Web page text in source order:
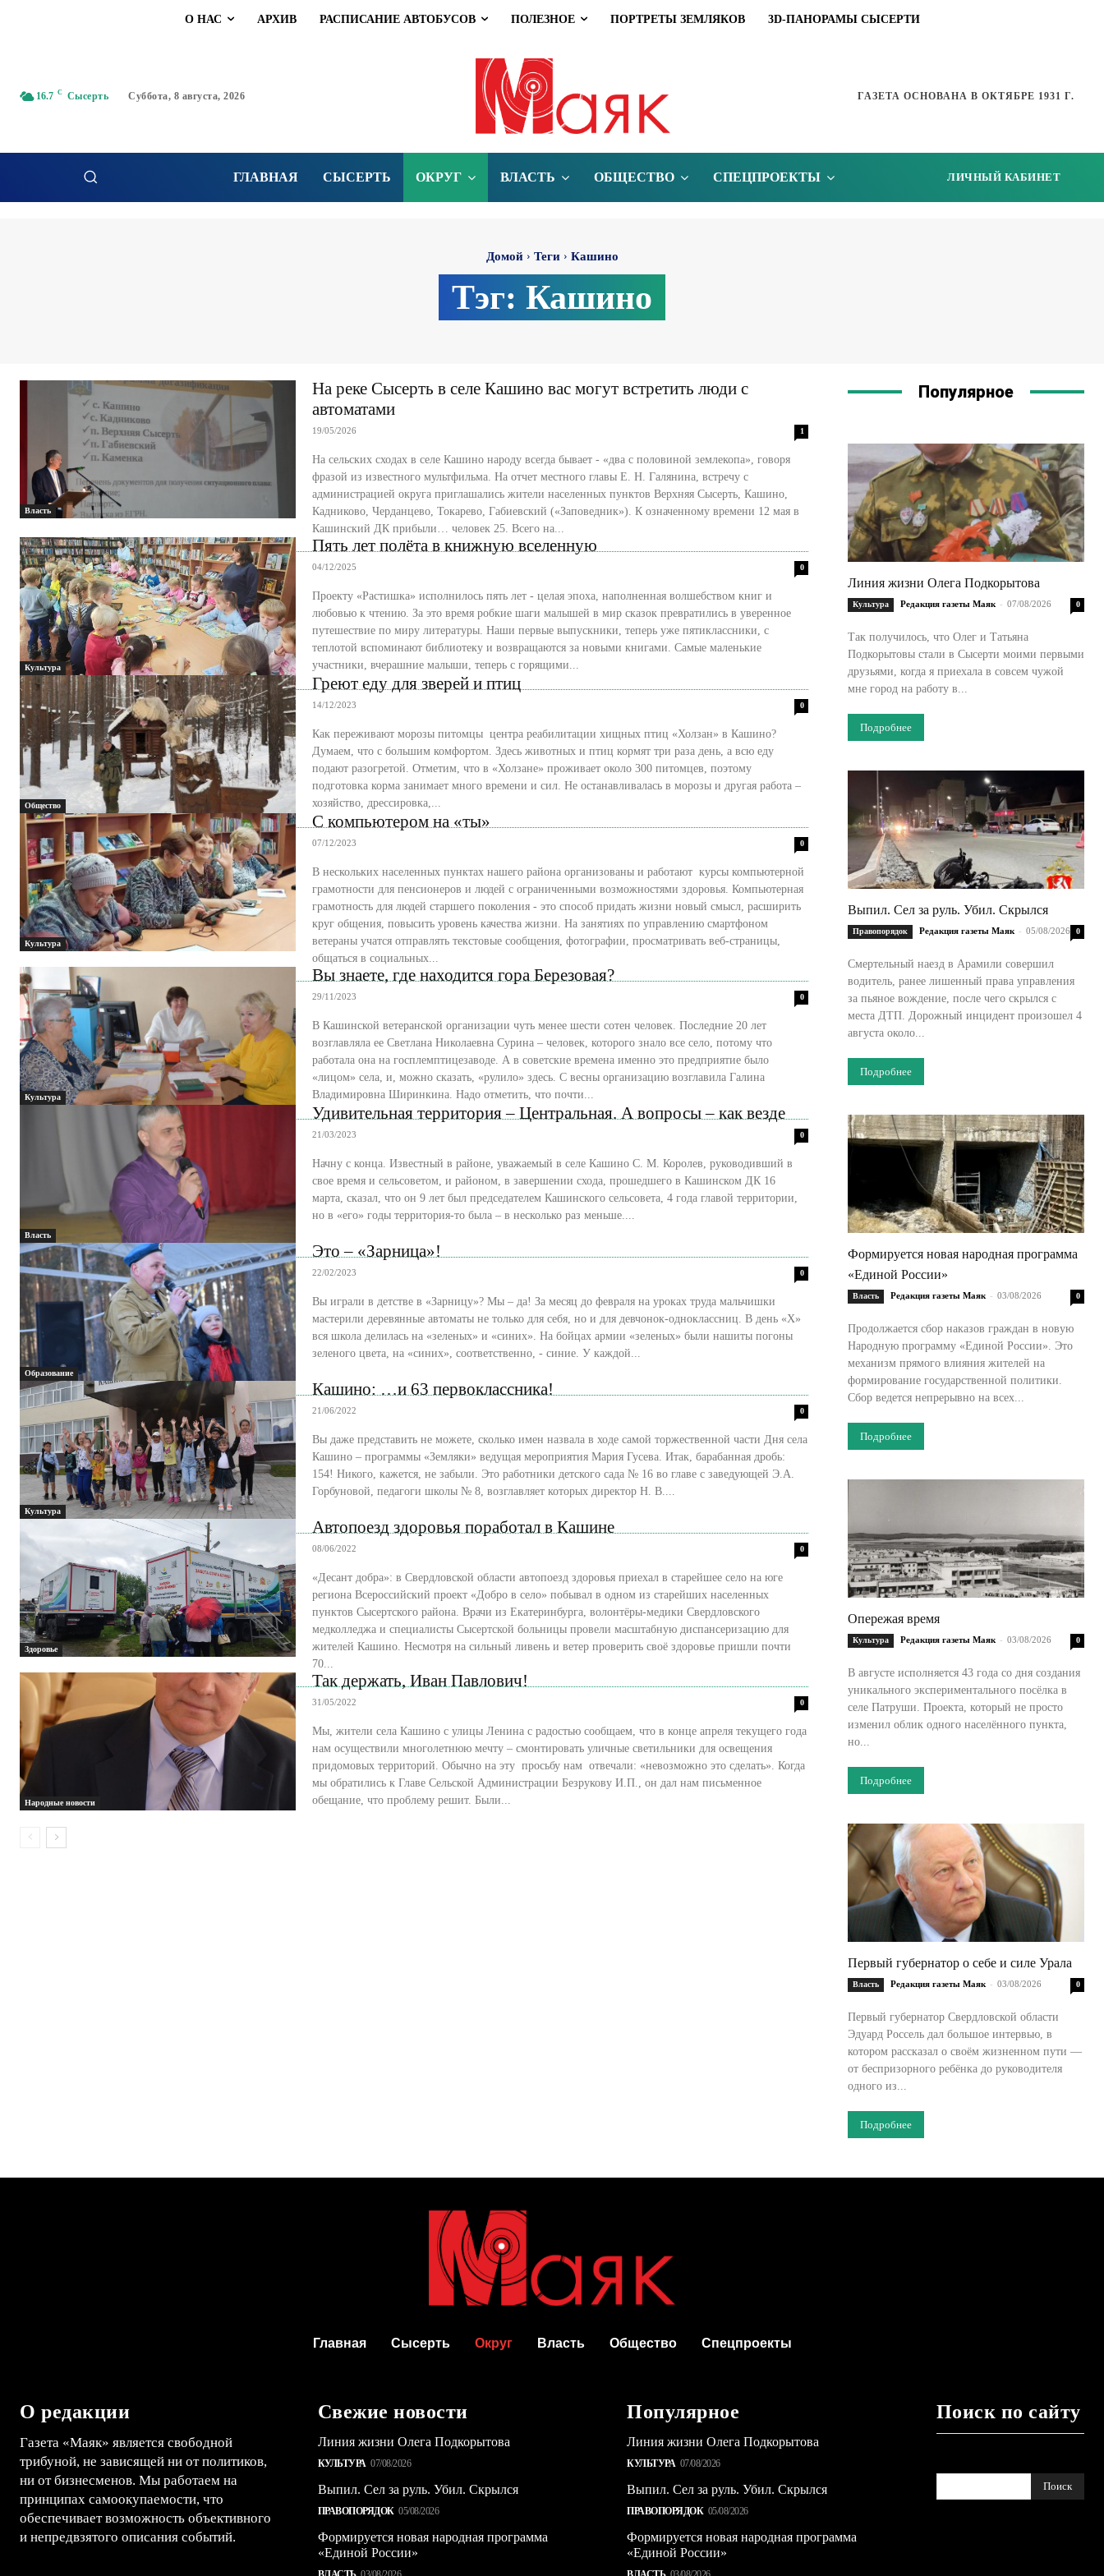
О НАС АРХИВ РАСПИСАНИЕ АВТОБУСОВ ПОЛЕЗНОЕ ПОРТРЕТЫ ЗЕМЛЯКОВ 3D-ПАНОРАМЫ СЫСЕРТИ
16.7 C Сысерть Суббота, 8 августа, 2026 ГАЗЕТА ОСНОВАНА В ОКТЯБРЕ 1931 Г.
ГЛАВНАЯ СЫСЕРТЬ ОКРУГ ВЛАСТЬ ОБЩЕСТВО СПЕЦПРОЕКТЫ ЛИЧНЫЙ КАБИНЕТ
Домой Теги Кашино
Тэг: Кашино
Власть
На реке Сысерть в селе Кашино вас могут встретить люди с
автоматами
19/05/2026 1
На сельских сходах в селе Кашино народу всегда бывает - «два с половиной землекопа», говоря
фразой из известного мультфильма. На отчет местного главы Е. Н. Галянина, встречу с
администрацией округа приглашались жители населенных пунктов Верхняя Сысерть, Кашино,
Кадниково, Черданцево, Токарево, Габиевский («Заповедник»). К означенному времени 12 мая в
Кашинский ДК прибыли… человек 25. Всего на...
Культура
Пять лет полёта в книжную вселенную
04/12/2025 0
Проекту «Растишка» исполнилось пять лет - целая эпоха, наполненная волшебством книг и
любовью к чтению. За это время робкие шаги малышей в мир сказок превратились в уверенное
путешествие по миру литературы. Наши первые выпускники, теперь уже пятиклассники, с
теплотой вспоминают библиотеку и возвращаются за новыми книгами. Самые маленькие
участники, вчерашние малыши, теперь с горящими...
Общество
Греют еду для зверей и птиц
14/12/2023 0
Как переживают морозы питомцы центра реабилитации хищных птиц «Холзан» в Кашино?
Думаем, что с большим комфортом. Здесь животных и птиц кормят три раза день, а всю еду
подают разогретой. Отметим, что в «Холзане» проживает около 300 питомцев, поэтому
подготовка корма занимает много времени и сил. Не останавливалась в морозы и другая работа –
хозяйство, дрессировка,...
Культура
С компьютером на «ты»
07/12/2023 0
В нескольких населенных пунктах нашего района организованы и работают курсы компьютерной
грамотности для пенсионеров и людей с ограниченными возможностями здоровья. Компьютерная
грамотность для людей старшего поколения - это способ придать жизни новый смысл, расширить
круг общения, повысить уровень качества жизни. На занятиях по управлению смартфоном
ветераны учатся отправлять текстовые сообщения, фотографии, просматривать веб-страницы,
общаться в социальных...
Культура
Вы знаете, где находится гора Березовая?
29/11/2023 0
В Кашинской ветеранской организации чуть менее шести сотен человек. Последние 20 лет
возглавляла ее Светлана Николаевна Сурина – человек, которого знало все село, потому что
работала она на госплемптицезаводе. А в советские времена именно это предприятие было
«лицом» села, и, можно сказать, «рулило» здесь. С весны организацию возглавила Галина
Владимировна Ширинкина. Надо отметить, что почти...
Власть
Удивительная территория – Центральная. А вопросы – как везде
21/03/2023 0
Начну с конца. Известный в районе, уважаемый в селе Кашино С. М. Королев, руководивший в
свое время и сельсоветом, и районом, в завершении схода, прошедшего в Кашинском ДК 16
марта, сказал, что он 9 лет был председателем Кашинского сельсовета, 4 года главой территории,
но в «его» годы территория-то была – в несколько раз меньше....
Образование
Это – «Зарница»!
22/02/2023 0
Вы играли в детстве в «Зарницу»? Мы – да! За месяц до февраля на уроках труда мальчишки
мастерили деревянные автоматы не только для себя, но и для девчонок-одноклассниц. В день «Х»
вся школа делилась на «зеленых» и «синих». На бойцах армии «зеленых» были нашиты погоны
зеленого цвета, на «синих», соответственно, - синие. У каждой...
Культура
Кашино: …и 63 первоклассника!
21/06/2022 0
Вы даже представить не можете, сколько имен назвала в ходе самой торжественной части Дня села
Кашино – программы «Земляки» ведущая мероприятия Мария Гусева. Итак, барабанная дробь:
154! Никого, кажется, не забыли. Это работники детского сада № 16 во главе с заведующей Э.А.
Горбуновой, педагоги школы № 8, возглавляет которых директор Н. В....
Здоровье
Автопоезд здоровья поработал в Кашине
08/06/2022 0
«Десант добра»: в Свердловской области автопоезд здоровья приехал в старейшее село на юге
региона Всероссийский проект «Добро в село» побывал в одном из старейших населенных
пунктов Сысертского района. Врачи из Екатеринбурга, волонтёры-медики Свердловского
медколледжа и специалисты Сысертской больницы провели масштабную диспансеризацию для
жителей Кашино. Несмотря на сильный ливень и ветер проверить своё здоровье пришли почти
70...
Народные новости
Так держать, Иван Павлович!
31/05/2022 0
Мы, жители села Кашино с улицы Ленина с радостью сообщаем, что в конце апреля текущего года
нам осуществили многолетнюю мечту – смонтировать уличные светильники для освещения
придомовых территорий. Обычно на эту просьбу нам отвечали: «невозможно это сделать». Когда
мы обратились к Главе Сельской Администрации Безрукову И.П., он дал нам письменное
обещание, что проблему решит. Были...
Популярное
Линия жизни Олега Подкорытова
Культура Редакция газеты Маяк - 07/08/2026 0
Так получилось, что Олег и Татьяна
Подкорытовы стали в Сысерти моими первыми
друзьями, когда я приехала в совсем чужой
мне город на работу в...
Подробнее
Выпил. Сел за руль. Убил. Скрылся
Правопорядок Редакция газеты Маяк - 05/08/2026 0
Смертельный наезд в Арамили совершил
водитель, ранее лишенный права управления
за пьяное вождение, после чего скрылся с
места ДТП. Дорожный инцидент произошел 4
августа около...
Подробнее
Формируется новая народная программа
«Единой России»
Власть Редакция газеты Маяк - 03/08/2026 0
Продолжается сбор наказов граждан в новую
Народную программу «Единой России». Это
механизм прямого влияния жителей на
формирование государственной политики.
Сбор ведется непрерывно на всех...
Подробнее
Опережая время
Культура Редакция газеты Маяк - 03/08/2026 0
В августе исполняется 43 года со дня создания
уникального экспериментального посёлка в
селе Патруши. Проекта, который не просто
изменил облик одного населённого пункта,
но...
Подробнее
Первый губернатор о себе и силе Урала
Власть Редакция газеты Маяк - 03/08/2026 0
Первый губернатор Свердловской области
Эдуард Россель дал большое интервью, в
котором рассказал о своём жизненном пути —
от беспризорного ребёнка до руководителя
одного из...
Подробнее
Главная Сысерть Округ Власть Общество Спецпроекты
О редакции
Газета «Маяк» является свободной
трибуной, не зависящей ни от политиков,
ни от бизнесменов. Мы работаем на
принципах самоокупаемости, что
обеспечивает возможность объективного
и непредвзятого описания событий.
Свежие новости
Линия жизни Олега Подкорытова
КУЛЬТУРА 07/08/2026
Выпил. Сел за руль. Убил. Скрылся
ПРАВОПОРЯДОК 05/08/2026
Формируется новая народная программа
«Единой России»
Популярное
Линия жизни Олега Подкорытова
КУЛЬТУРА 07/08/2026
Выпил. Сел за руль. Убил. Скрылся
ПРАВОПОРЯДОК 05/08/2026
Формируется новая народная программа
«Единой России»
Поиск по сайту
Поиск